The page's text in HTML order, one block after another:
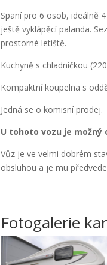
Spaní pro 6 osob, ideálně
ještě vyklápěcí palanda.
prostorné letiště.
Kuchyně s chladničkou
Kompaktní koupelna s
Jedná se o komisní prodej.
U tohoto vozu je možný
Vůz je ve velmi dobrém
obsluhou a je mu
Fotogalerie